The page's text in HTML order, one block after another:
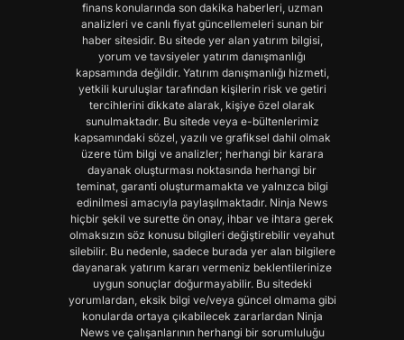
finans konularında son dakika haberleri, uzman
analizleri ve canlı fiyat güncellemeleri sunan bir
haber sitesidir. Bu sitede yer alan yatırım bilgisi,
yorum ve tavsiyeler yatırım danışmanlığı
kapsamında değildir. Yatırım danışmanlığı hizmeti,
yetkili kuruluşlar tarafından kişilerin risk ve getiri
tercihlerini dikkate alarak, kişiye özel olarak
sunulmaktadır. Bu sitede veya e-bültenlerimiz
kapsamındaki sözel, yazılı ve grafiksel dahil olmak
üzere tüm bilgi ve analizler; herhangi bir karara
dayanak oluşturması noktasında herhangi bir
teminat, garanti oluşturmamakta ve yalnızca bilgi
edinilmesi amacıyla paylaşılmaktadır. Ninja News
hiçbir şekil ve surette ön onay, ihbar ve ihtara gerek
olmaksızın söz konusu bilgileri değiştirebilir veyahut
silebilir. Bu nedenle, sadece burada yer alan bilgilere
dayanarak yatırım kararı vermeniz beklentilerinize
uygun sonuçlar doğurmayabilir. Bu sitedeki
yorumlardan, eksik bilgi ve/veya güncel olmama gibi
konularda ortaya çıkabilecek zararlardan Ninja
News ve çalışanlarının herhangi bir sorumluluğu